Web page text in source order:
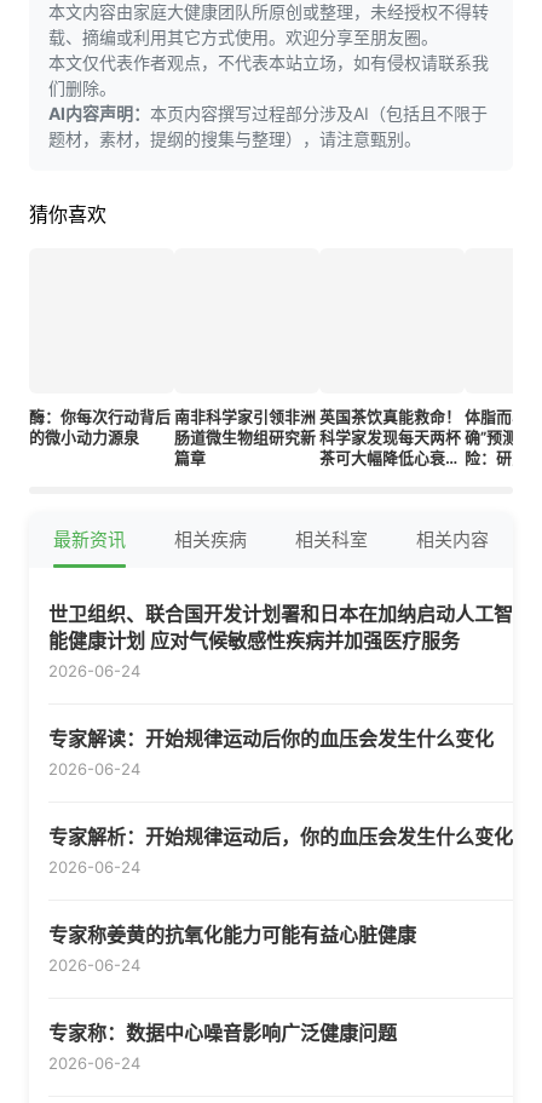
本文内容由家庭大健康团队所原创或整理，未经授权不得转
载、摘编或利用其它方式使用。欢迎分享至朋友圈。
本文仅代表作者观点，不代表本站立场，如有侵权请联系我
们删除。
AI内容声明： 本页内容撰写过程部分涉及AI（包括且不限于
题材，素材，提纲的搜集与整理），请注意甄别。
猜你喜欢
酶：你每次行动背后
的微小动力源泉
南非科学家引领非洲
肠道微生物组研究新
篇章
英国茶饮真能救命！
科学家发现每天两杯
茶可大幅降低心衰和
体脂而非
确”预测重
险：研究
最新资讯 相关疾病 相关科室 相关内容
世卫组织、联合国开发计划署和日本在加纳启动人工智
能健康计划 应对气候敏感性疾病并加强医疗服务
2026-06-24
专家解读：开始规律运动后你的血压会发生什么变化
2026-06-24
专家解析：开始规律运动后，你的血压会发生什么变化
2026-06-24
专家称姜黄的抗氧化能力可能有益心脏健康
2026-06-24
专家称：数据中心噪音影响广泛健康问题
2026-06-24